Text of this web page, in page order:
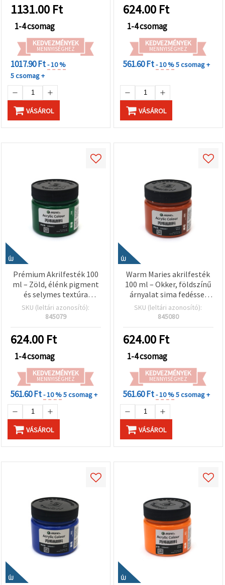
1131.00 Ft
1-4 csomag
KEDVEZMÉNYEK
MENNYISÉGHEZ
1017.90 Ft- 10 %
5 csomag +
VÁSÁROL
624.00 Ft
1-4 csomag
KEDVEZMÉNYEK
MENNYISÉGHEZ
561.60 Ft- 10 %5 csomag +
VÁSÁROL
ÚJ
Prémium Akrilfesték 100
ml – Zöld, élénk pigment
és selymes textúra
művészeknek, diákoknak
és kreatív DIY hobbi
SKU (leltári azonosító):
845079
624.00 Ft
1-4 csomag
KEDVEZMÉNYEK
MENNYISÉGHEZ
561.60 Ft- 10 %5 csomag +
VÁSÁROL
ÚJ
Warm Maries akrilfesték
100 ml – Okker, földszínű
árnyalat sima fedéssel
művészeknek, diákoknak
és kreatív hobbi-dekor
SKU (leltári azonosító):
845080
624.00 Ft
1-4 csomag
KEDVEZMÉNYEK
MENNYISÉGHEZ
561.60 Ft- 10 %5 csomag +
VÁSÁROL
ÚJ ÚJ